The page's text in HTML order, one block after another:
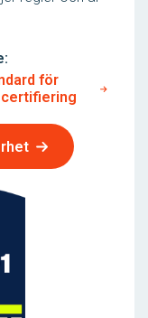
för
certifiering